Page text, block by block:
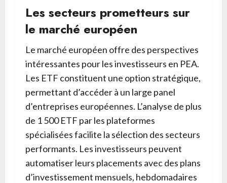
Les secteurs prometteurs sur
le marché européen
Le marché européen offre des perspectives
intéressantes pour les investisseurs en PEA.
Les ETF constituent une option stratégique,
permettant d’accéder à un large panel
d’entreprises européennes. L’analyse de plus
de 1 500 ETF par les plateformes
spécialisées facilite la sélection des secteurs
performants. Les investisseurs peuvent
automatiser leurs placements avec des plans
d’investissement mensuels, hebdomadaires